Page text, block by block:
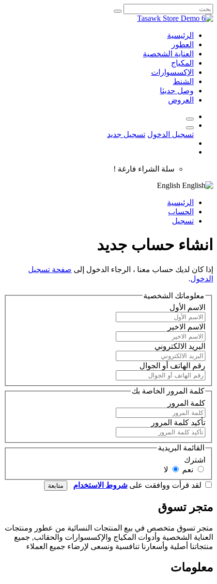
الرئيسية
العطور
العناية الشخصية
المكياج
الإكسسوارات
الشنط
وصل حديثا
العروض
تسجيل الدخول تسجيل جديد
سلة الشراء فارغة !
الرئيسية
الحساب
تسجيل
انشاء حساب جديد
إذا كان لديك حساب معنا ، الرجاء الدخول إلى صفحة تسجيل
الدخول.
معلوماتك الشخصية
الاسم الأول
الاسم الاخير
البريد الالكتروني
رقم الهاتف أو الجوال
كلمة المرور الخاصة بك
كلمة المرور
تأكيد كلمة المرور
القائمة البريدية
اشترك
لقد قرأت ووافقت على شروط الاستخدام
متجر تسوق
متجر تسوق متخصص في بيع المنتجات النسائية من عطور ومنتجات
العناية الشخصية وأدوات المكياج والإكسسوارات والحقائب, جميع
منتجاتنا أصلية وأسعارنا تنافسية ونسعى لإرضاء جميع العملاء
معلومات